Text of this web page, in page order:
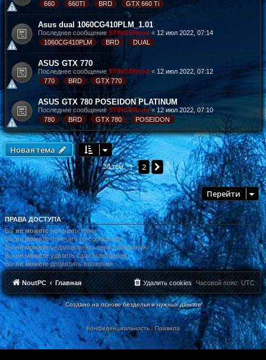
660
660TI BRD GTX 660 Ti
Asus dual 1060CG410PLM_1.01
Последнее сообщение STINGERcod « 12 июл 2022, 07:14
1060CG410PLM
BRD DUAL
ASUS GTX 770
Последнее сообщение STINGERcod « 12 июл 2022, 07:12
770
BRD GTX 770
ASUS GTX 780 POSEIDON PLATINUM
Последнее сообщение STINGERcod« 12 июл 2022, 07:10
780
BRD GTX 780 POSEIDON
Новая тема
38 тем 1 2 След.
Перейти
ПРАВА ДОСТУПА
Выне можетеначинать темы
Выне можетеотвечать на сообщения
Выне можете редактировать свои сообщения
Вы не можетеудалять свои сообщения
Выне можетедобавлять вложения
NoutPC Главная Часовой пояс: UTC
Удалить cookies
Создано на основе безделья и нужных дампов
Конфиденциальность|Правила